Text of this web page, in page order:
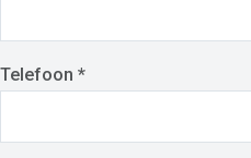
Telefoon *